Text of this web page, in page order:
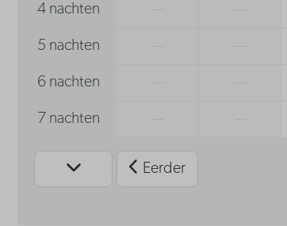
4 nachten
5 nachten
6 nachten
7 nachten
Eerder